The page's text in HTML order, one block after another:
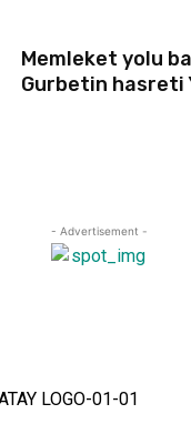
Memleket yolu
Gurbetin hasreti
- Advertisement -